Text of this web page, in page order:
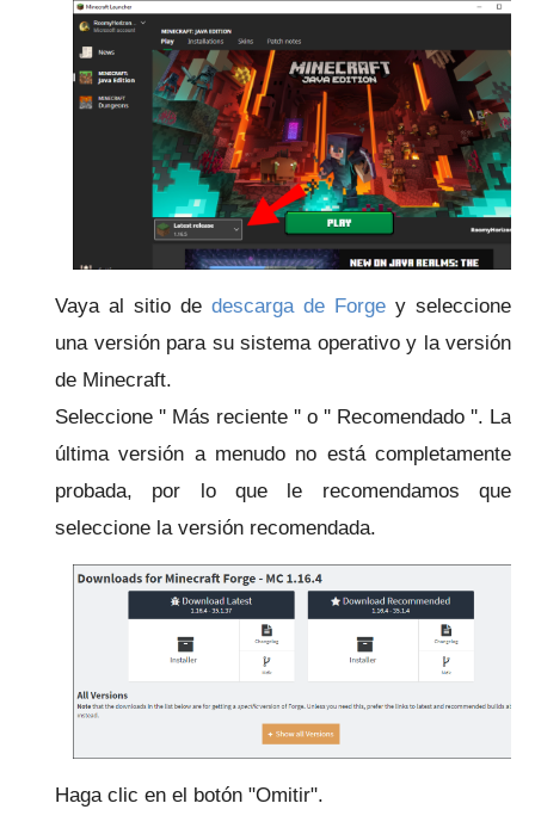
Vaya al sitio de descarga de Forge y seleccione
una versión para su sistema operativo y la versión
de Minecraft.
Seleccione '' Más reciente '' o '' Recomendado ''. La
última versión a menudo no está completamente
probada, por lo que le recomendamos que
seleccione la versión recomendada.
Haga clic en el botón "Omitir".